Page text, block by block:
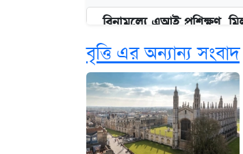
বিনামূল্যে এআই প্রশিক্ষণ,
ঢাবির সূর্যসেন হলে
দেশের বাজারে ফের
বৃত্তি এর অন্যান্য সংবাদ